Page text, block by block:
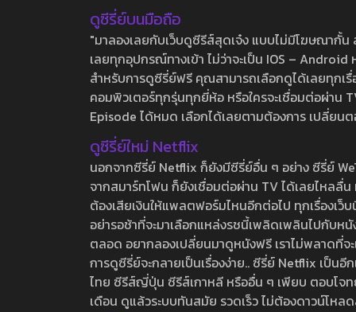
ดูซีรี่ย์บนมือถือ
"มาลองเลยกับเว็บดูซีรีส์สุดเจ๋ง แบบไม่มีโฆษณากั้
เลยทุกอุปกรณ์ทางเข้า ไม่ว่าจะเป็น IOS –
สำหรับการดูซีรี่ย์ฟรี คุณสามารถเลือกดูได้เลยทุกเ
คอมพิวเตอร์ทุกรุ่นทุกยี่ห้อ หรือใครจะเชื่อมต่อผ่าน
Episode ได้หมด เลือกได้เลยตามต้องการ เปลี่ยน
ดูซีรี่ย์ใหม่ Netflix
นอกจากซีรี่ย์ Netflix ก็ยังมีซีรี่ย์อื่น ๆ อย่าง ซีรี่ย์
จากสมาร์ทโฟน ก็ยังเชื่อมต่อผ่าน TV ได้เลยไหลลื่
ต้องเสียเงินให้แพลตฟอร์มไหนอีกต่อไป ทุกเรื่องเว็
อย่ารอช้าที่จะมาเลือกแหล่งรชนี้เพลิดเพลินไปกับห
ตลอด อยากลองเปลี่ยนมาดูหนังฟรี เราไม่พลาดที่
การดูซีรี่ย์จะกลายเป็นเรื่องง่าย.. ซีรี่ย์ Netflix เป็น
ไทย ซีรีส์ญี่ปุ่น ซีรีส์เกาหลี หรืออื่น ๆ เพียบ ตอบโจท
เดือน ดูแล้วระบบทันสมัย รวดเร็ว ไม่ต้องดาวน์โห